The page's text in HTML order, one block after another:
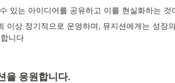
있는 아이디어를 공유하고 이를 현실화하는
이상 정기적으로 운영하며, 뮤지션에게는 성장
니다
을 응원합니다.